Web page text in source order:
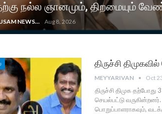
நல்ல ஞானமும், திறமையும்
ANGUSAM NEWS Aug 8, 2026
திருச்சி
MEYYARIVAN Oct
திருச்சி திமுக
செயல்பட்டு
பொறுப்பாளராகவும்,